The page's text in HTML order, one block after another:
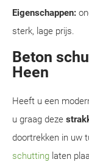
Eigenschappen:
sterk, lage prijs.
Beton
Heen
Heeft u een
u graag deze
doortrekken in uw
schutting laten